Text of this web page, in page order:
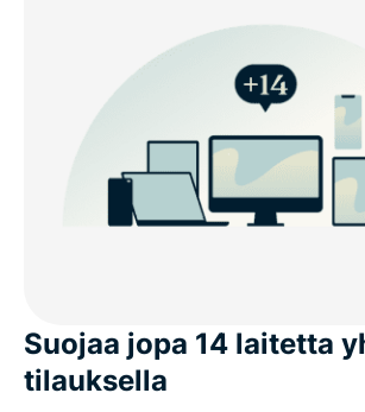
Suojaa jopa 14 laitetta
tilauksella